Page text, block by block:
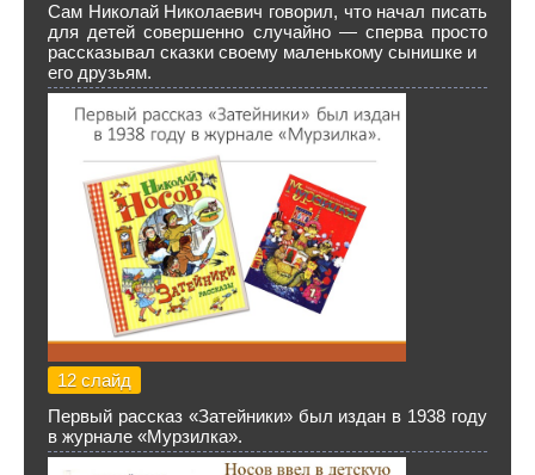
Сам Николай Николаевич говорил, что начал писать
для детей совершенно случайно — сперва просто
рассказывал сказки своему маленькому сынишке и
его друзьям.
12 слайд
Первый рассказ «Затейники» был издан в 1938 году
в журнале «Мурзилка».